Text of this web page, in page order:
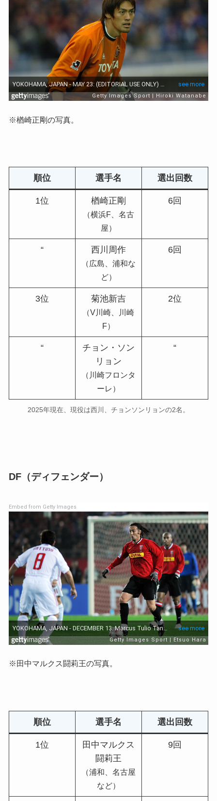
※楢崎正剛の写真。
順位 選手名 選出回数
1位 楢崎正剛
（横浜F、名古
屋）
6回
“ 西川周作
（広島、浦和な
ど）
6回
3位 菊池新吉
（V川崎、川崎
F）
2位
“
チョン・ソン
リョン
（川崎フロンタ
ーレ）
“
2025年現在、現役は西川、チョンソンリョンの2名。
DF（ディフェンダー）
Embed from Getty Images
※田中マルクス闘莉王の写真。
順位 選手名 選出回数
1位
田中マルクス
闘莉王
（浦和、名古屋
など）
9回